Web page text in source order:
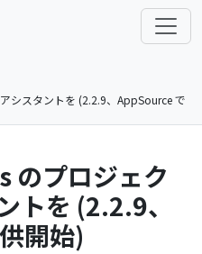
シスタントを (2.2.9、AppSource で
のプロジェク
トを (2.2.9、
開始)